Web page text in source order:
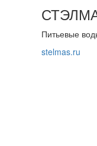
Питьевые
stelmas.ru